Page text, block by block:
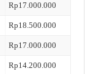
Rp17.000.000
Rp18.500.000
Rp17.000.000
Rp14.200.000